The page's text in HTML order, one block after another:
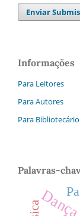
Enviar
Informações
Para Leitores
Para Autores
Para
Palavras-